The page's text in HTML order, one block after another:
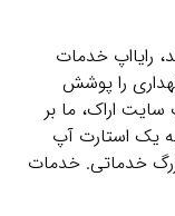
رایااپ خدمات
را پوشش
اراک، ما بر
یک استارت‌ آپ
خدماتی. خدمات